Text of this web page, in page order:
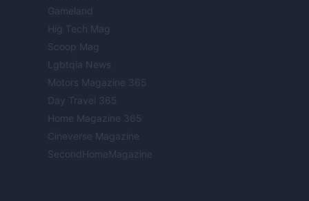
Gameland
Hig Tech Mag
Scoop Mag
Lgbtqia News
Motors Magazine 365
Day Travel 365
Home Magazine 365
Cineverse Magazine
SecondHomeMagazine